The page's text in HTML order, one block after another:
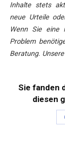
Inhalte stets
neue Urteile
Wenn Sie eine
Problem
Beratung.
Sie fanden
diesen